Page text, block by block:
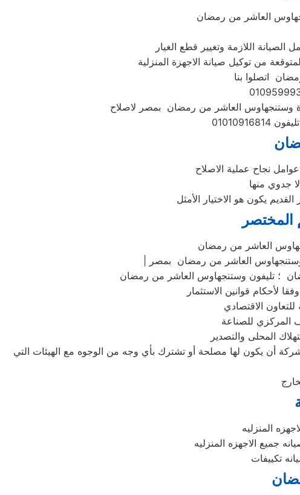
العاشر من رمضان
اللازمة وتغيير قطع الغيار
من توكيل صيانة الاجهزة المنزلية
اتصلوا بنا
وستنجهاوس العاشر من رمضان بمصر لاصلاح
جدوي منها
العاشر من رمضان
العاشر من رمضان بمصر
المركزي للصناعة
المحلى والتصدير
أن يكون لها مصلحة أو تشترك بأي وجه من الوجوه مع الهيئات التي
المنزليه
جميع الاجهزه المنزليه
تكييفات